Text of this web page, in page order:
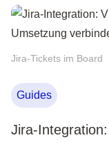
Jira-Tickets im Board
Guides
Jira-